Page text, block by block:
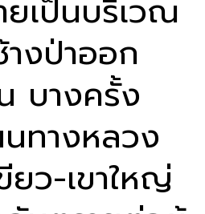
ยเป็นบริเวณ
งป่าออก
บางครั้ง
ทางหลวง
ยว-เขาใหญ่